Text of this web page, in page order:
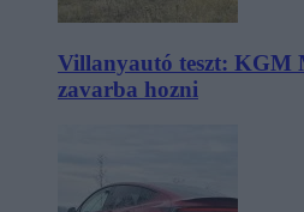
Villanyautó teszt: KGM
zavarba hozni